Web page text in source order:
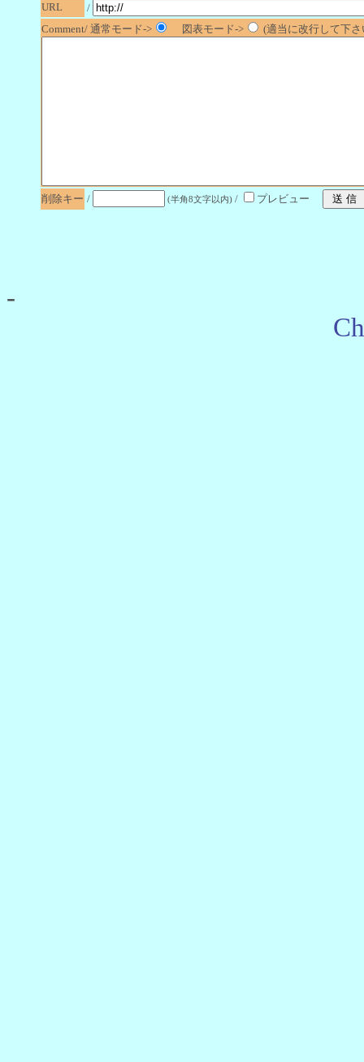
URL
/
Comment/ 通常モード->
図表モード-> (適当に改行して下
削除キー / (半角8文字以内) / プレビュー
-